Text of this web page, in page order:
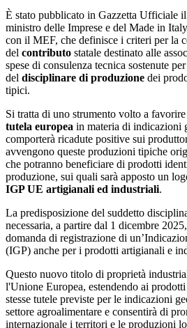
È stato pubblicato in Gazzetta Ufficiale
ministro delle Imprese e del Made in
con il MEF, che definisce i criteri per la
del contributo statale destinato alle
spese di consulenza tecnica sostenute
del disciplinare di produzione dei
tipici.
Si tratta di uno strumento volto a favorire
tutela europea in materia di indicazioni
comporterà ricadute positive sui
avvengono queste produzioni tipiche
che potranno beneficiare di prodotti
produzione, sui quali sarà apposto un
IGP UE artigianali ed industriali.
La predisposizione del suddetto
necessaria, a partire dal 1 dicembre
domanda di registrazione di
(IGP) anche per i prodotti artigianali e
Questo nuovo titolo di proprietà
l'Unione Europea, estendendo ai
stesse tutele previste per le indicazioni
settore agroalimentare e consentirà di
internazionale i territori e le produzioni